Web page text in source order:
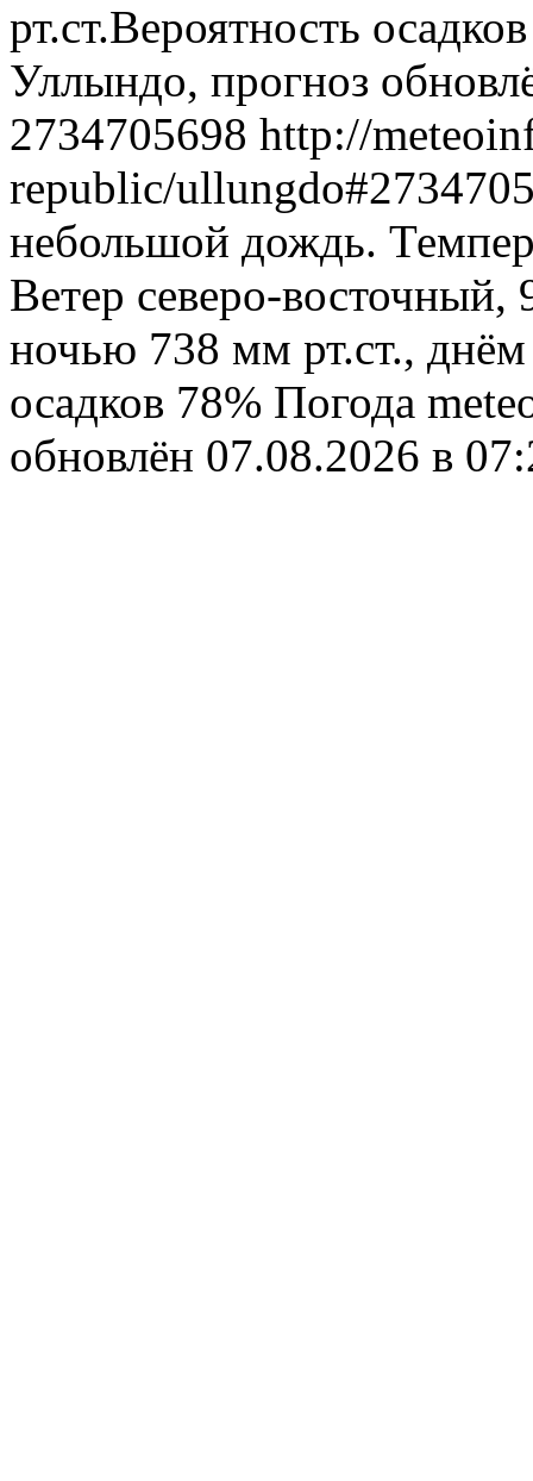
рт.ст.Вероятность
Уллындо, прогноз
2734705698 http://
republic/
небольшой дождь.
Ветер северо-
ночью 738 мм рт.ст.,
осадков 78% Погода
обновлён 07.08.2026 в